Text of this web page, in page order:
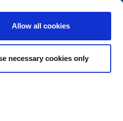
Allow all cookies
necessary cookies only
Deutsch
Customer
Center